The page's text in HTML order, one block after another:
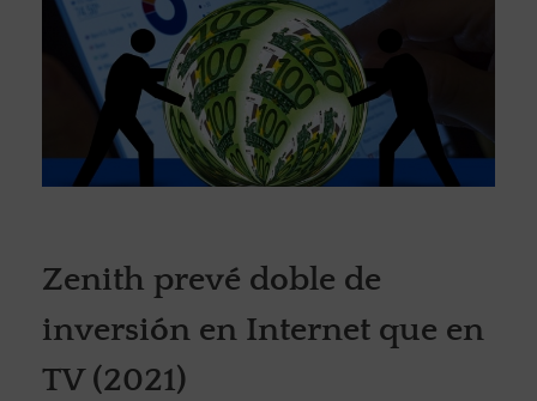
Zenith prevé doble de
inversión en Internet que en
TV (2021)